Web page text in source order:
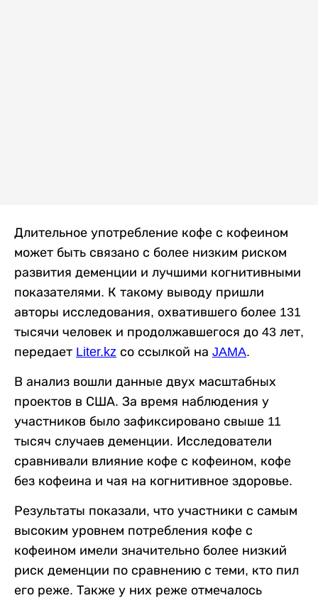
Длительное употребление кофе с кофеином
может быть связано с более низким риском
развития деменции и лучшими когнитивными
показателями. К такому выводу пришли
авторы исследования, охватившего более 131
тысячи человек и продолжавшегося до 43 лет,
передает Liter.kz со ссылкой на JAMA.
В анализ вошли данные двух масштабных
проектов в США. За время наблюдения у
участников было зафиксировано свыше 11
тысяч случаев деменции. Исследователи
сравнивали влияние кофе с кофеином, кофе
без кофеина и чая на когнитивное здоровье.
Результаты показали, что участники с самым
высоким уровнем потребления кофе с
кофеином имели значительно более низкий
риск деменции по сравнению с теми, кто пил
его реже. Также у них реже отмечалось